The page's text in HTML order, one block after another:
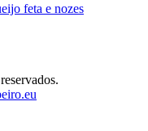
feta e nozes